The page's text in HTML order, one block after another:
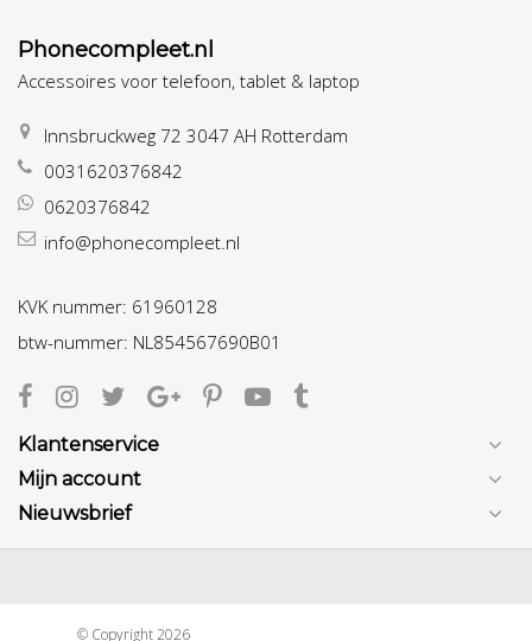
Phonecompleet.nl
Accessoires voor telefoon, tablet & laptop
Innsbruckweg 72 3047 AH Rotterdam
0031620376842
0620376842
info@phonecompleet.nl
KVK nummer: 61960128
btw-nummer: NL854567690B01
Klantenservice
Mijn account
Nieuwsbrief
© Copyright 2026